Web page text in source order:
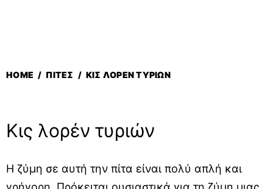
HOME / ΠΊΤΕΣ / ΚΙΣ ΛΟΡΈΝ ΤΥΡΙΏΝ
Κις λορέν τυριών
Η ζύμη σε αυτή την πίτα είναι πολύ απλή και